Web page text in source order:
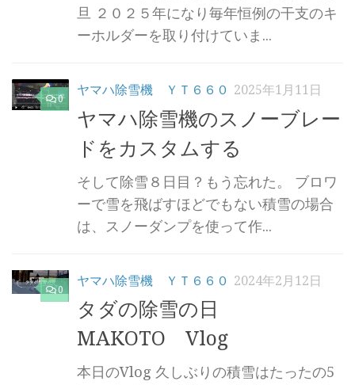
旦 ２０２５年になり毎年恒例の干支のキ
ーホルダーを取り付けていま...
0
ヤマハ除雪機 ＹＴ６６０ 2025年1月11日
ヤマハ除雪機のスノーブレー
ドをカスタムする
そして除雪８日目？もう忘れた。 ブロワ
ーで雪を飛ばすほどでもない積雪の場合
は、スノーダンプを使って作...
0
ヤマハ除雪機 ＹＴ６６０ 2024年2月12日
タダの除雪の日
MAKOTO Vlog
本日のVlog 久しぶりの積雪はたったの5